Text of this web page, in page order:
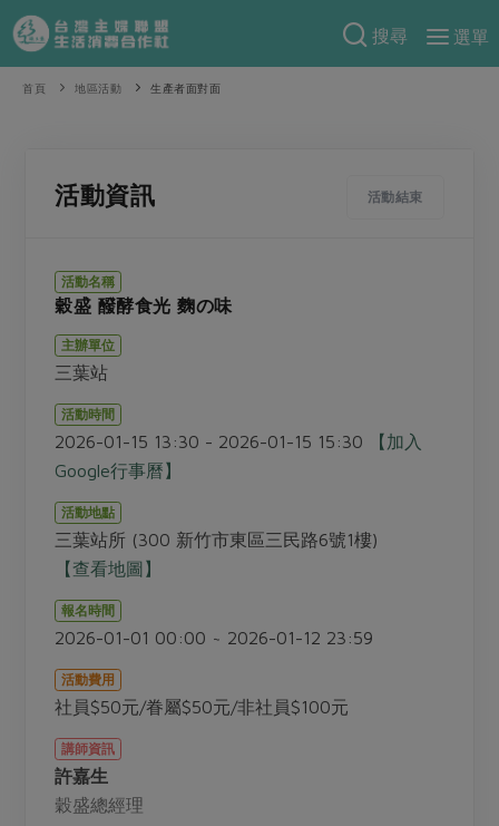
搜尋
選單
產品分類
芽苗類
奶蛋豆・五穀
肉品・水產
畜產肉類
水畜加工品
調理食材・點心
休閒零嘴
居家好物
食材
麵食
肉食
海鮮
蔬食
蛋料理
料理方式
醬料
湯品．鍋物
漬物
涼拌沙拉
飲品
特別企畫
把最好的台灣味帶回家！
2026年端午節預購圓滿結束
更多預購活動
當季產品
合作25-經典快閃最後一週
合作25-精選產品第四彈
合作25-精選產品第三彈
更多當季產品
主婦聯盟X樂齡網特約優惠案
30%rPET紅烏龍茶
觀點文章
主婦食堂
社內大小事
產品故事
樂齡生活
廚房瑜伽
關注議題
減硝酸鹽
廢核運動 能源議題
減添加物
公益金
更多議題
關於合作社
認識合作社
關於我們
合作社組織
員工與求才
產品檢驗
自主把關
檢驗報告
硝酸鹽檢驗
社員權益
合作社法規
重要公告
首頁 地區活動 生產者面對面
活動結束
活動資訊
活動名稱
穀盛 醱酵食光 麴の味
主辦單位
三葉站
活動時間
2026-01-15 13:30 - 2026-01-15 15:30
【加入
Google行事曆】
活動地點
三葉站所 (300 新竹市東區三民路6號1樓)
【查看地圖】
報名時間
2026-01-01 00:00 ~ 2026-01-12 23:59
活動費用
社員$50元/眷屬$50元/非社員$100元
講師資訊
許嘉生
穀盛總經理